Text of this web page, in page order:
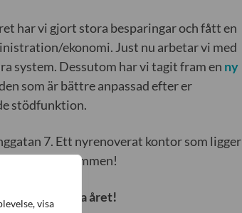
visa
har vi gjort stora besparingar och fått en
ekonomi. Just nu arbetar vi med
system. Dessutom har vi tagit fram en ny
som är bättre anpassad efter er
stödfunktion.
7. Ett nyrenoverat kontor som ligger
varmt välkommen!
på det nya året!